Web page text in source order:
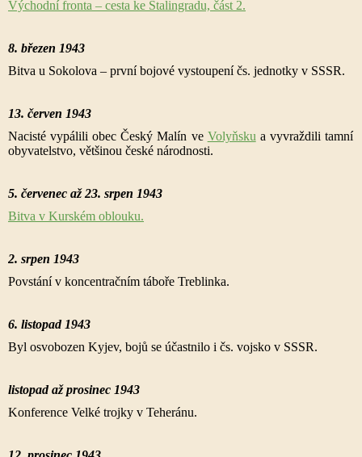
Východní fronta – cesta ke Stalingradu, část 2.
8. březen 1943
Bitva u Sokolova – první bojové vystoupení čs. jednotky v SSSR.
13. červen 1943
Nacisté vypálili obec Český Malín ve Volyňsku a vyvraždili tamní
obyvatelstvo, většinou české národnosti.
5. červenec až 23. srpen 1943
Bitva v Kurském oblouku.
2. srpen 1943
Povstání v koncentračním táboře Treblinka.
6. listopad 1943
Byl osvobozen Kyjev, bojů se účastnilo i čs. vojsko v SSSR.
listopad až prosinec 1943
Konference Velké trojky v Teheránu.